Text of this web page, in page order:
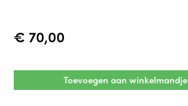
€ 70,00
Toevoegen aan winkelmandje